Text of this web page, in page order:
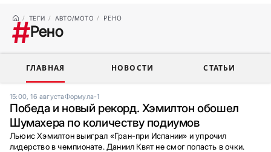
ТЕГИ АВТО/МОТО РЕНО
Рено
ГЛАВНАЯ НОВОСТИ СТАТЬИ
15:00, 16 августаФормула-1
Победа и новый рекорд. Хэмилтон обошел
Шумахера по количеству подиумов
Льюис Хэмилтон выиграл «Гран-при Испании» и упрочил
лидерство в чемпионате. Даниил Квят не смог попасть в очки.